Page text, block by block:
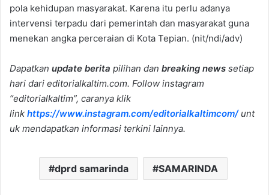
pola kehidupan masyarakat. Karena itu perlu adanya
intervensi terpadu dari pemerintah dan masyarakat guna
menekan angka perceraian di Kota Tepian. (nit/ndi/adv)
Dapatkan update berita pilihan dan breaking news setiap
hari dari editorialkaltim.com. Follow instagram
“editorialkaltim”, caranya klik
link https://www.instagram.com/editorialkaltimcom/unt
uk mendapatkan informasi terkini lainnya.
dprd samarinda SAMARINDA